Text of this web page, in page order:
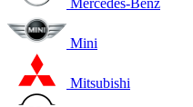
Mini
Mitsubishi